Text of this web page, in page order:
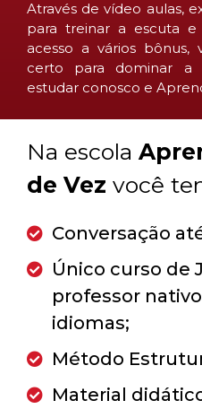
Através de vídeo aulas,
para treinar a escuta
acesso a vários bônus,
certo para dominar a
estudar conosco e
Na escola
de Vez você
Conversação
Único curso de
professor
idiomas;
Método
Material